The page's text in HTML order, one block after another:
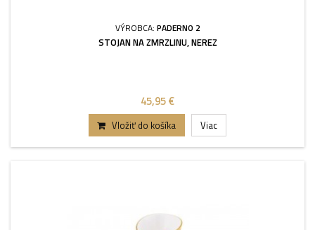
VÝROBCA: PADERNO 2
STOJAN NA ZMRZLINU, NEREZ
45,95 €
Vložiť do košíka Viac